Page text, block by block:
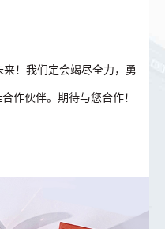
！我们定会竭尽全力，勇
作伙伴。期待与您合作！